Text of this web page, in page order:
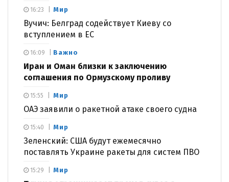
Мир
Вучич: Белград содействует Киеву со
вступлением в ЕС
16:23
Важно
Иран и Оман близки к заключению
соглашения по Ормузскому проливу
16:09
Мир
ОАЭ заявили о ракетной атаке своего судна
15:55
Мир
Зеленский: США будут ежемесячно
поставлять Украине ракеты для систем ПВО
15:40
Мир
15:29